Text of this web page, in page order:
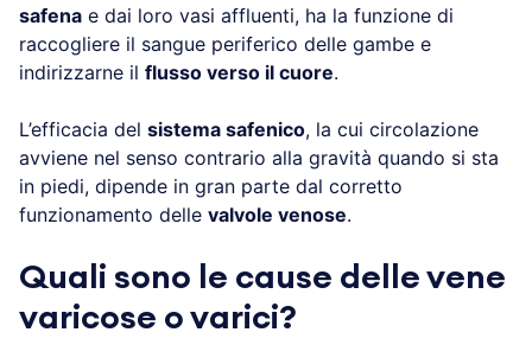
safena e dai loro vasi affluenti, ha la funzione di
raccogliere il sangue periferico delle gambe e
indirizzarne il flusso verso il cuore.
L’efficacia del sistema safenico, la cui circolazione
avviene nel senso contrario alla gravità quando si sta
in piedi, dipende in gran parte dal corretto
funzionamento delle valvole venose.
Quali sono le cause delle vene
varicose o varici?